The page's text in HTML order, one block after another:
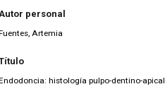
personal
Artemia
histología pulpo-dentino-apical